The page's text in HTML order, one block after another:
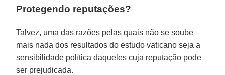
Protegendo reputações?
Talvez, uma das razões pelas quais não se soube
mais nada dos resultados do estudo vaticano seja a
sensibilidade política daqueles cuja reputação pode
ser prejudicada.